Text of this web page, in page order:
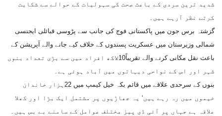
شدید ترین سردی کے باعث صحت کی سہولیات کے حوالے سے شکایت
کرتے نظر آرہے ہیں۔
گزشتہ برس جون میں پاکستانی فوج کی جانب سے پڑوسی قبائلی ایجنسی
شمالی وزیرستان میں عسکریت پسندوں کے خلاف کیے جانے والے آپریشن کے
باعث نقل مکانی کرنے والے تقریباً10لاکھ افراد میں سے بڑی تعداد بنوں
شہر اور اس کے نواحی دیہاتوں میں آباد ہوئی ہے۔
بنوں کے سرحدی علاقے میں قائم بکہ خیل کیمپ میں 22ہزار خاندان
خیموں میں رہ رہے ہیں‘ یہ جھاڑیوں پر مشتمل ایک بڑا اور کھلا
علاقہ ہے جہاں پر آئی ڈی پیز مختلف عوامل کے سامنے بے بس ہیں۔